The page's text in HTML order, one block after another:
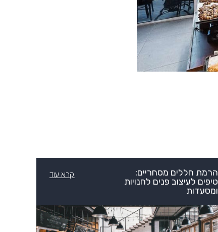
הרמת חללים מסחריים:
טיפים לעיצוב פנים לחנויות
ומסעדות
קרא עוד